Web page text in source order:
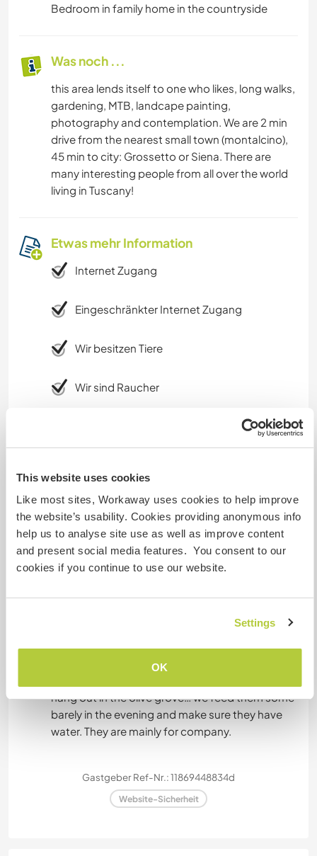
This website uses cookies
Like most sites, Workaway uses cookies to help improve
the website’s usability. Cookies providing anonymous info
help us to analyse site use as well as improve content
and present social media features. You consent to our
cookies if you continue to use our website.
Settings
OK
Bedroom in family home in the countryside
Was noch ...
this area lends itself to one who likes, long walks,
gardening, MTB, landcape painting,
photography and contemplation. We are 2 min
drive from the nearest small town (montalcino),
45 min to city: Grossetto or Siena. There are
many interesting people from all over the world
living in Tuscany!
Etwas mehr Information
Internet Zugang
Eingeschränkter Internet Zugang
Wir besitzen Tiere
Wir sind Raucher
Kapazität - wie viele
Workawayer maximal
eine(n)
Meine Tiere/Haustiere
Betty, Stracciatella, Cocco
hang out in the olive grove… we feed them some
barely in the evening and make sure they have
water. They are mainly for company.
Gastgeber Ref-Nr.: 11869448834d
Website-Sicherheit